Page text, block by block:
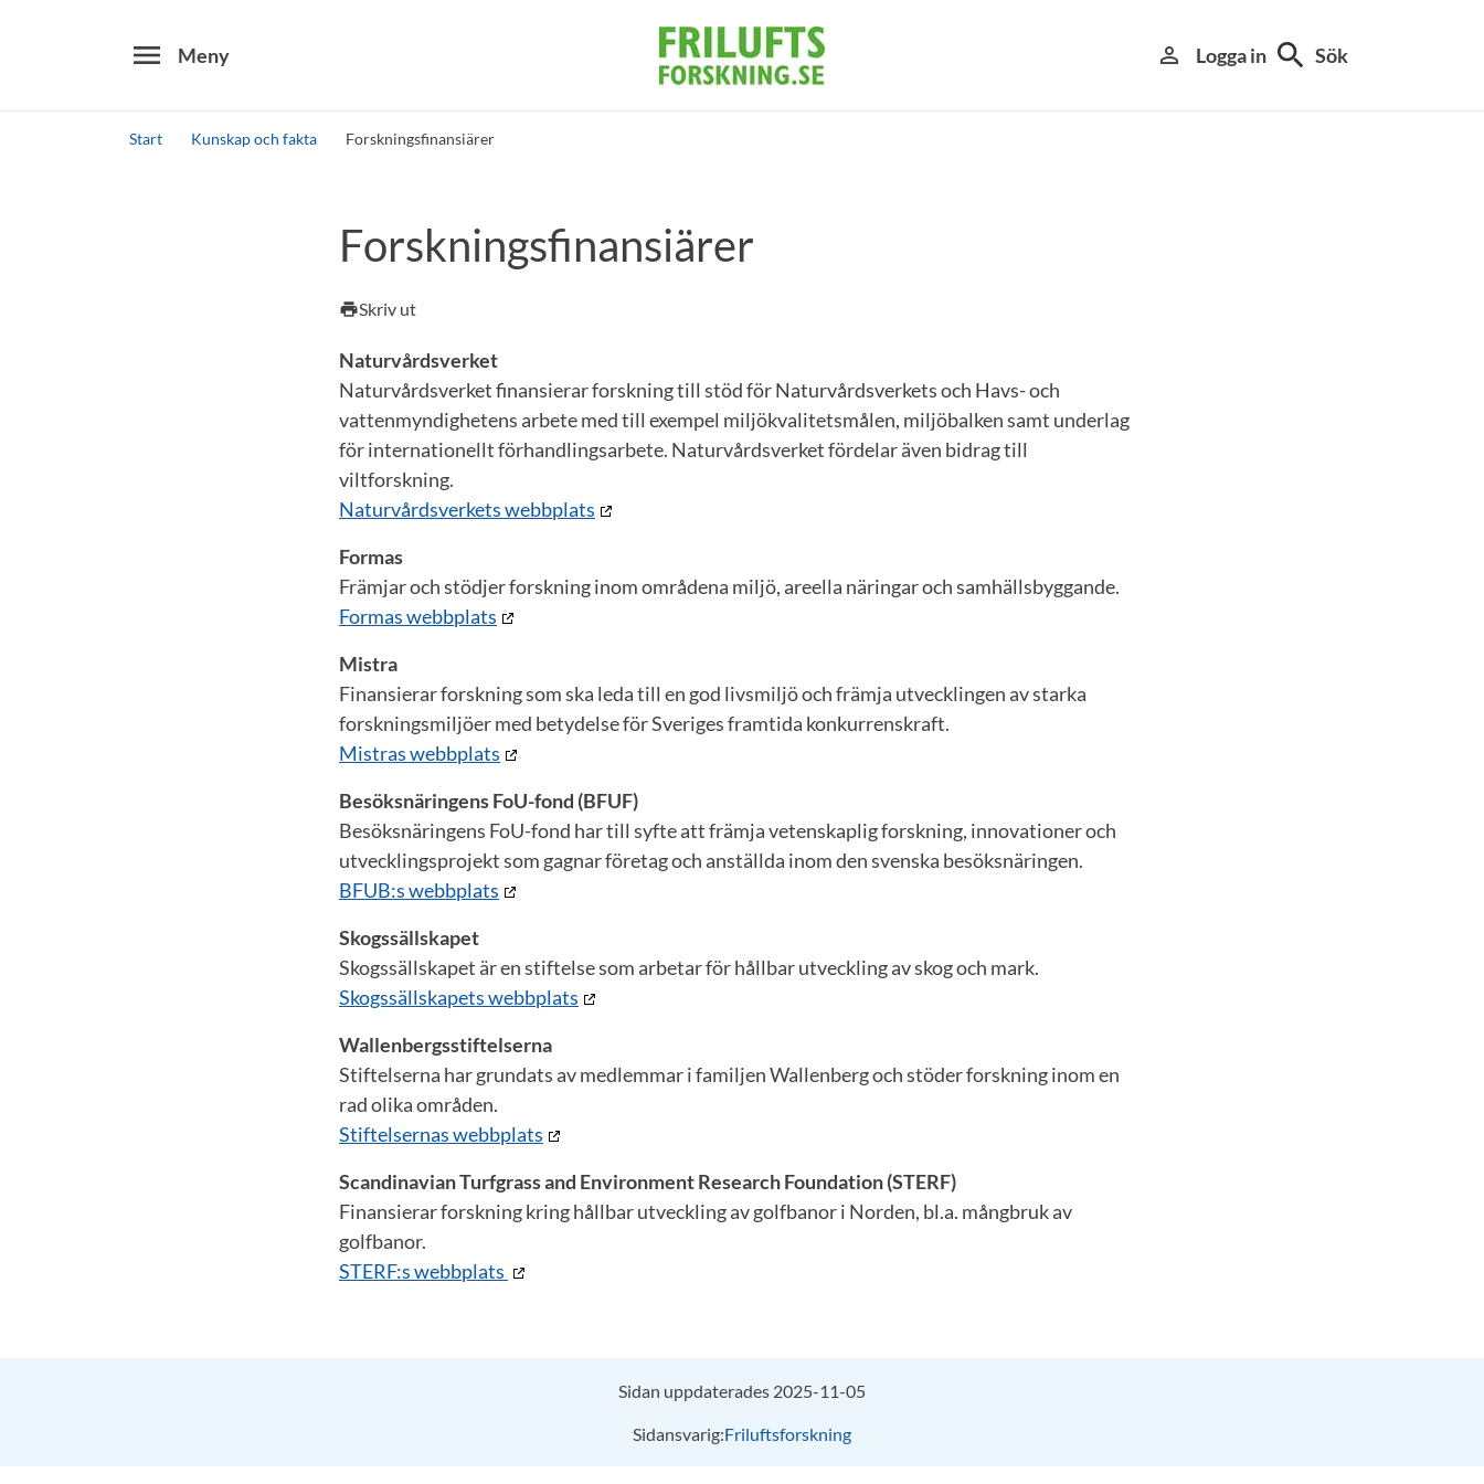
menu Meny person_outline Logga in search Sök
Start Kunskap och fakta Forskningsfinansiärer
Forskningsfinansiärer
printSkriv ut
Naturvårdsverket
Naturvårdsverket finansierar forskning till stöd för Naturvårdsverkets och Havs- och
vattenmyndighetens arbete med till exempel miljökvalitetsmålen, miljöbalken samt underlag
för internationellt förhandlingsarbete. Naturvårdsverket fördelar även bidrag till
viltforskning.
Naturvårdsverkets webbplats
Formas
Främjar och stödjer forskning inom områdena miljö, areella näringar och samhällsbyggande.
Formas webbplats
Mistra
Finansierar forskning som ska leda till en god livsmiljö och främja utvecklingen av starka
forskningsmiljöer med betydelse för Sveriges framtida konkurrenskraft.
Mistras webbplats
Besöksnäringens FoU-fond (BFUF)
Besöksnäringens FoU-fond har till syfte att främja vetenskaplig forskning, innovationer och
utvecklingsprojekt som gagnar företag och anställda inom den svenska besöksnäringen.
BFUB:s webbplats
Skogssällskapet
Skogssällskapet är en stiftelse som arbetar för hållbar utveckling av skog och mark.
Skogssällskapets webbplats
Wallenbergsstiftelserna
Stiftelserna har grundats av medlemmar i familjen Wallenberg och stöder forskning inom en
rad olika områden.
Stiftelsernas webbplats
Scandinavian Turfgrass and Environment Research Foundation (STERF)
Finansierar forskning kring hållbar utveckling av golfbanor i Norden, bl.a. mångbruk av
golfbanor.
STERF:s webbplats
Sidan uppdaterades 2025-11-05
Sidansvarig:Friluftsforskning